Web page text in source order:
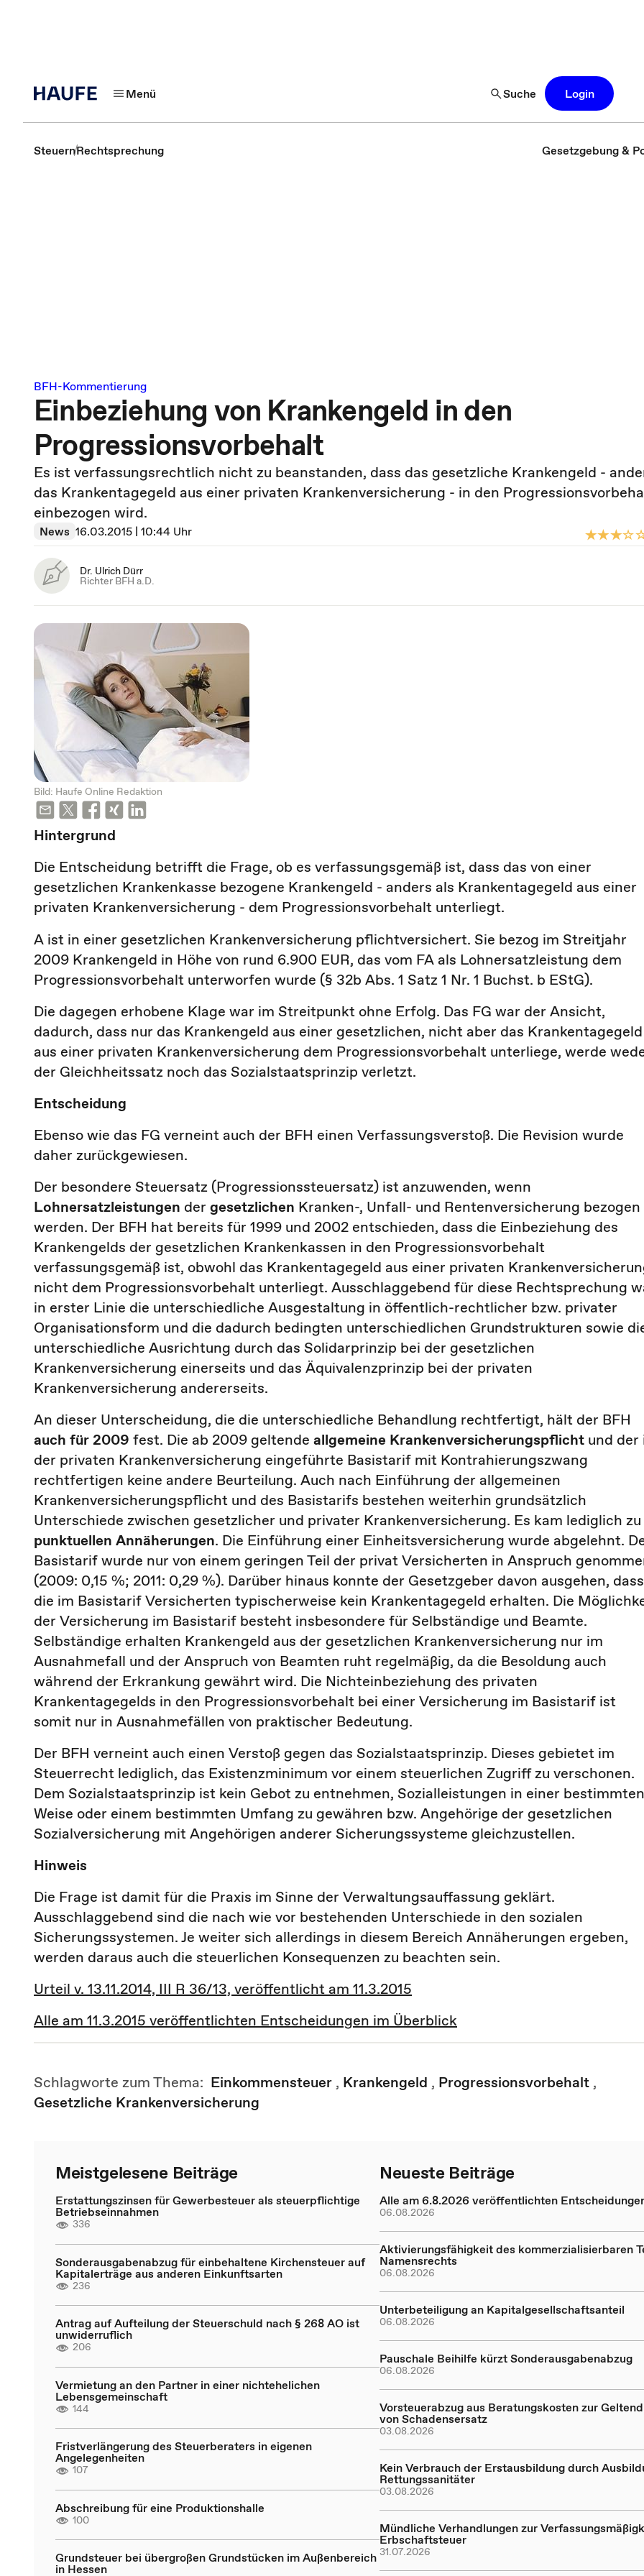
Menü Suche Login
SteuernRechtsprechung Gesetzgebung &
BFH-Kommentierung
Einbeziehung von Krankengeld in den
Progressionsvorbehalt
Es ist verfassungsrechtlich nicht zu beanstanden, dass das gesetzliche Krankengeld -
das Krankentagegeld aus einer privaten Krankenversicherung - in den
einbezogen wird.
News 16.03.2015 | 10:44 Uhr
Dr. Ulrich Dürr
Richter BFH a.D.
Bild: Haufe Online Redaktion
Hintergrund
Die Entscheidung betrifft die Frage, ob es verfassungsgemäß ist, dass das von einer
gesetzlichen Krankenkasse bezogene Krankengeld - anders als Krankentagegeld aus einer
privaten Krankenversicherung - dem Progressionsvorbehalt unterliegt.
A ist in einer gesetzlichen Krankenversicherung pflichtversichert. Sie bezog im Streitjahr
2009 Krankengeld in Höhe von rund 6.900 EUR, das vom FA als Lohnersatzleistung dem
Progressionsvorbehalt unterworfen wurde (§ 32b Abs. 1 Satz 1 Nr. 1 Buchst. b EStG).
Die dagegen erhobene Klage war im Streitpunkt ohne Erfolg. Das FG war der Ansicht,
dadurch, dass nur das Krankengeld aus einer gesetzlichen, nicht aber das Krankentagegeld
aus einer privaten Krankenversicherung dem Progressionsvorbehalt unterliege, werde
der Gleichheitssatz noch das Sozialstaatsprinzip verletzt.
Entscheidung
Ebenso wie das FG verneint auch der BFH einen Verfassungsverstoß. Die Revision wurde
daher zurückgewiesen.
Der besondere Steuersatz (Progressionssteuersatz) ist anzuwenden, wenn
Lohnersatzleistungen der gesetzlichen Kranken-, Unfall- und Rentenversicherung bezogen
werden. Der BFH hat bereits für 1999 und 2002 entschieden, dass die Einbeziehung des
Krankengelds der gesetzlichen Krankenkassen in den Progressionsvorbehalt
verfassungsgemäß ist, obwohl das Krankentagegeld aus einer privaten
nicht dem Progressionsvorbehalt unterliegt. Ausschlaggebend für diese Rechtsprechung
in erster Linie die unterschiedliche Ausgestaltung in öffentlich-rechtlicher bzw. privater
Organisationsform und die dadurch bedingten unterschiedlichen Grundstrukturen sowie
unterschiedliche Ausrichtung durch das Solidarprinzip bei der gesetzlichen
Krankenversicherung einerseits und das Äquivalenzprinzip bei der privaten
Krankenversicherung andererseits.
An dieser Unterscheidung, die die unterschiedliche Behandlung rechtfertigt, hält der BFH
auch für 2009 fest. Die ab 2009 geltende allgemeine Krankenversicherungspflicht und der
der privaten Krankenversicherung eingeführte Basistarif mit Kontrahierungszwang
rechtfertigen keine andere Beurteilung. Auch nach Einführung der allgemeinen
Krankenversicherungspflicht und des Basistarifs bestehen weiterhin grundsätzlich
Unterschiede zwischen gesetzlicher und privater Krankenversicherung. Es kam lediglich zu
punktuellen Annäherungen. Die Einführung einer Einheitsversicherung wurde abgelehnt.
Basistarif wurde nur von einem geringen Teil der privat Versicherten in Anspruch
(2009: 0,15 %; 2011: 0,29 %). Darüber hinaus konnte der Gesetzgeber davon ausgehen, dass
die im Basistarif Versicherten typischerweise kein Krankentagegeld erhalten. Die
der Versicherung im Basistarif besteht insbesondere für Selbständige und Beamte.
Selbständige erhalten Krankengeld aus der gesetzlichen Krankenversicherung nur im
Ausnahmefall und der Anspruch von Beamten ruht regelmäßig, da die Besoldung auch
während der Erkrankung gewährt wird. Die Nichteinbeziehung des privaten
Krankentagegelds in den Progressionsvorbehalt bei einer Versicherung im Basistarif ist
somit nur in Ausnahmefällen von praktischer Bedeutung.
Der BFH verneint auch einen Verstoß gegen das Sozialstaatsprinzip. Dieses gebietet im
Steuerrecht lediglich, das Existenzminimum vor einem steuerlichen Zugriff zu verschonen.
Dem Sozialstaatsprinzip ist kein Gebot zu entnehmen, Sozialleistungen in einer bestimmten
Weise oder einem bestimmten Umfang zu gewähren bzw. Angehörige der gesetzlichen
Sozialversicherung mit Angehörigen anderer Sicherungssysteme gleichzustellen.
Hinweis
Die Frage ist damit für die Praxis im Sinne der Verwaltungsauffassung geklärt.
Ausschlaggebend sind die nach wie vor bestehenden Unterschiede in den sozialen
Sicherungssystemen. Je weiter sich allerdings in diesem Bereich Annäherungen ergeben,
werden daraus auch die steuerlichen Konsequenzen zu beachten sein.
Urteil v. 13.11.2014, III R 36/13, veröffentlicht am 11.3.2015
Alle am 11.3.2015 veröffentlichten Entscheidungen im Überblick
Schlagworte zum Thema: Einkommensteuer , Krankengeld , Progressionsvorbehalt ,
Gesetzliche Krankenversicherung
Meistgelesene Beiträge
Erstattungszinsen für Gewerbesteuer als steuerpflichtige
Betriebseinnahmen
336
Sonderausgabenabzug für einbehaltene Kirchensteuer auf
Kapitalerträge aus anderen Einkunftsarten
236
Antrag auf Aufteilung der Steuerschuld nach § 268 AO ist
unwiderruflich
206
Vermietung an den Partner in einer nichtehelichen
Lebensgemeinschaft
144
Fristverlängerung des Steuerberaters in eigenen
Angelegenheiten
107
Abschreibung für eine Produktionshalle
100
Grundsteuer bei übergroßen Grundstücken im Außenbereich
in Hessen
Neueste Beiträge
Alle am 6.8.2026 veröffentlichten
06.08.2026
Aktivierungsfähigkeit des kommerzialisierbaren
Namensrechts
06.08.2026
Unterbeteiligung an Kapitalgesellschaftsanteil
06.08.2026
Pauschale Beihilfe kürzt Sonderausgabenabzug
06.08.2026
Vorsteuerabzug aus Beratungskosten zur
von Schadensersatz
03.08.2026
Kein Verbrauch der Erstausbildung durch
Rettungssanitäter
03.08.2026
Mündliche Verhandlungen zur
Erbschaftsteuer
31.07.2026